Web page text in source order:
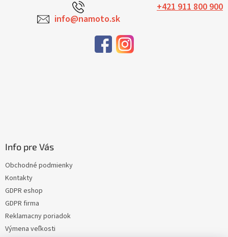
+421 911 800 900
info@namoto.sk
Info pre Vás
Obchodné podmienky
Kontakty
GDPR eshop
GDPR firma
Reklamacny poriadok
Výmena veľkosti